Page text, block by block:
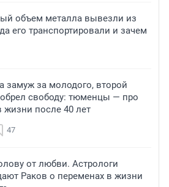
объем металла вывезли из
его транспортировали и зачем
замуж за молодого, второй
свободу: тюменцы — про
жизни после 40 лет
47
от любви. Астрологи
Раков о переменах в жизни